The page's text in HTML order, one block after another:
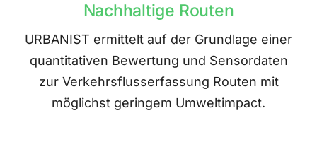
Nachhaltige Routen
URBANIST ermittelt auf der Grundlage einer
quantitativen Bewertung und Sensordaten
zur Verkehrsflusserfassung Routen mit
möglichst geringem Umweltimpact.